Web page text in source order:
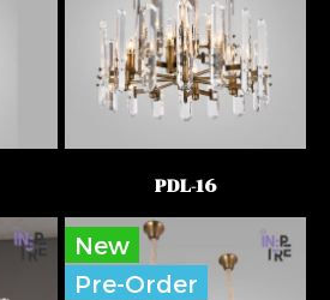
PDL-16
New
Pre-Order